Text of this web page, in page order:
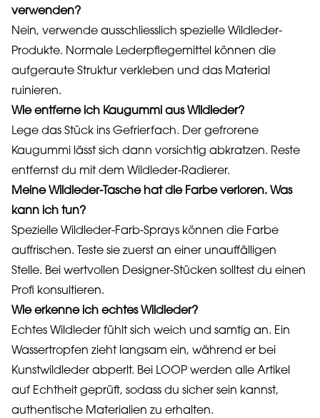
verwenden?
Nein, verwende ausschliesslich spezielle Wildleder-
Produkte. Normale Lederpflegemittel können die
aufgeraute Struktur verkleben und das Material
ruinieren.
Wie entferne ich Kaugummi aus Wildleder?
Lege das Stück ins Gefrierfach. Der gefrorene
Kaugummi lässt sich dann vorsichtig abkratzen. Reste
entfernst du mit dem Wildleder-Radierer.
Meine Wildleder-Tasche hat die Farbe verloren. Was
kann ich tun?
Spezielle Wildleder-Farb-Sprays können die Farbe
auffrischen. Teste sie zuerst an einer unauffälligen
Stelle. Bei wertvollen Designer-Stücken solltest du einen
Profi konsultieren.
Wie erkenne ich echtes Wildleder?
Echtes Wildleder fühlt sich weich und samtig an. Ein
Wassertropfen zieht langsam ein, während er bei
Kunstwildleder abperlt. Bei LOOP werden alle Artikel
auf Echtheit geprüft, sodass du sicher sein kannst,
authentische Materialien zu erhalten.